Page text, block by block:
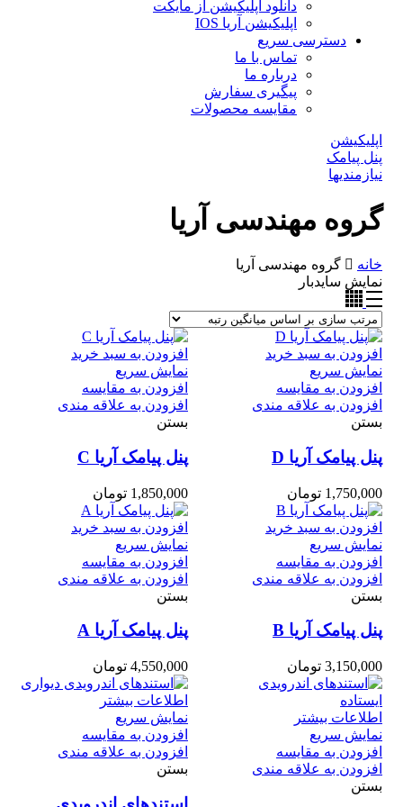
دانلود اپلیکیشن از مایکت
اپلیکیشن آریا IOS
دسترسی سریع
تماس با ما
درباره ما
پیگیری سفارش
مقایسه محصولات
اپلیکیشن
پنل پیامک
نیازمندیها
گروه مهندسی آریا
خانه
گروه مهندسی آریا
نمایش سایدبار
افزودن به سبد خرید
نمایش سریع
افزودن به مقایسه
افزودن به علاقه مندی
بستن
پنل پیامک آریا D
1,750,000 تومان
افزودن به سبد خرید
نمایش سریع
افزودن به مقایسه
افزودن به علاقه مندی
بستن
پنل پیامک آریا C
1,850,000 تومان
افزودن به سبد خرید
نمایش سریع
افزودن به مقایسه
افزودن به علاقه مندی
بستن
پنل پیامک آریا B
3,150,000 تومان
افزودن به سبد خرید
نمایش سریع
افزودن به مقایسه
افزودن به علاقه مندی
بستن
پنل پیامک آریا A
4,550,000 تومان
اطلاعات بیشتر
نمایش سریع
افزودن به مقایسه
افزودن به علاقه مندی
بستن
اطلاعات بیشتر
نمایش سریع
افزودن به مقایسه
افزودن به علاقه مندی
بستن